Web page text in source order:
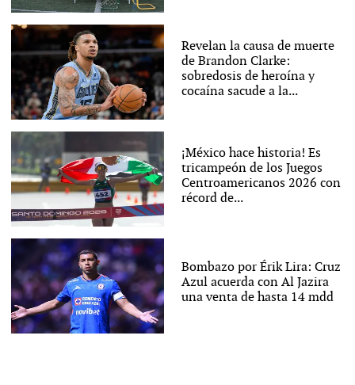
Revelan la causa de muerte
de Brandon Clarke:
sobredosis de heroína y
cocaína sacude a la...
¡México hace historia! Es
tricampeón de los Juegos
Centroamericanos 2026 con
récord de...
Bombazo por Érik Lira: Cruz
Azul acuerda con Al Jazira
una venta de hasta 14 mdd